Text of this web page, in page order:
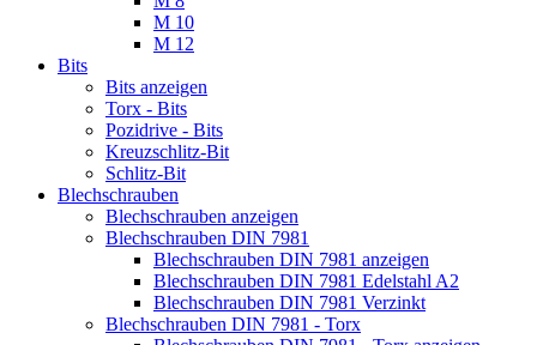
M 10
M 12
Bits
Bits anzeigen
Torx - Bits
Pozidrive - Bits
Kreuzschlitz-Bit
Schlitz-Bit
Blechschrauben
Blechschrauben anzeigen
Blechschrauben DIN 7981
Blechschrauben DIN 7981 anzeigen
Blechschrauben DIN 7981 Edelstahl A2
Blechschrauben DIN 7981 Verzinkt
Blechschrauben DIN 7981 - Torx